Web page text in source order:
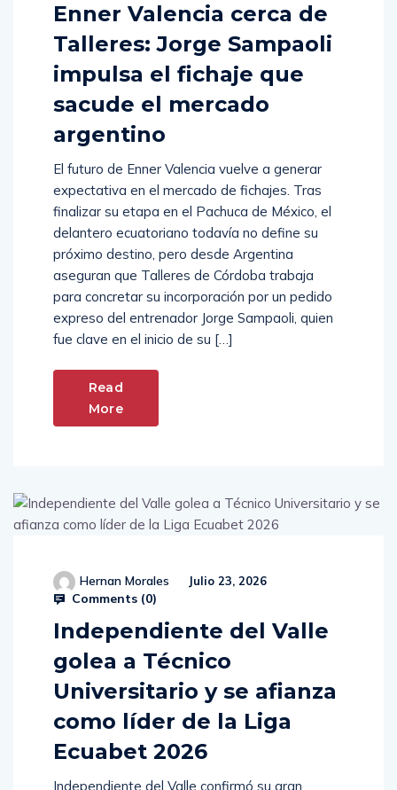
Enner Valencia cerca de
Talleres: Jorge Sampaoli
impulsa el fichaje que
sacude el mercado
argentino
El futuro de Enner Valencia vuelve a generar
expectativa en el mercado de fichajes. Tras
finalizar su etapa en el Pachuca de México, el
delantero ecuatoriano todavía no define su
próximo destino, pero desde Argentina
aseguran que Talleres de Córdoba trabaja
para concretar su incorporación por un pedido
expreso del entrenador Jorge Sampaoli, quien
fue clave en el inicio de su […]
Read
More
Hernan Morales Julio 23, 2026
Comments (0)
Independiente del Valle
golea a Técnico
Universitario y se afianza
como líder de la Liga
Ecuabet 2026
Independiente del Valle confirmó su gran